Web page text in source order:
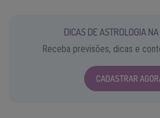
DICAS DE ASTROLOGIA
Receba previsões, dicas e
CADASTRAR